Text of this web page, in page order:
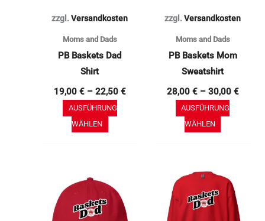
zzgl.Versandkosten
Moms and Dads
PB Baskets Dad
Shirt
19,00 €– 22,50 €
AUSFÜHRUNG
WÄHLEN
können
werden
zzgl.Versandkosten
Moms and Dads
PB Baskets Mom
Sweatshirt
28,00 €– 30,00 €
AUSFÜHRUNG
WÄHLEN
können
werden
Dieses
Produkt
weist